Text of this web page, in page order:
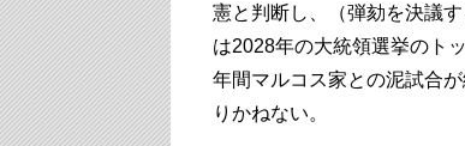
憲と判断し、（弾劾を決議
は2028年の大統領選挙のト
年間マルコス家との泥試合
りかねない。